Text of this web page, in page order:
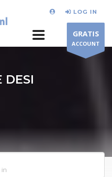
LOG IN
GRATIS
ACCOUNT
DESI